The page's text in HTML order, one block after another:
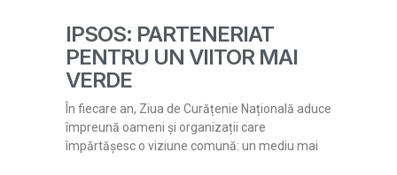
IPSOS: PARTENERIAT
PENTRU UN VIITOR MAI
VERDE
În fiecare an, Ziua de Curățenie Națională aduce
împreună oameni și organizații care
împărtășesc o viziune comună: un mediu mai